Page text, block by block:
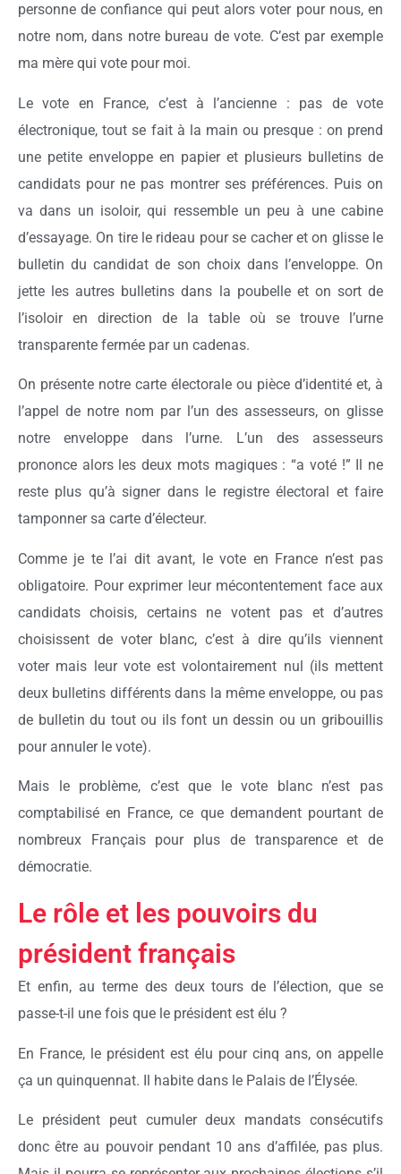
personne de confiance qui peut alors voter pour nous, en
notre nom, dans notre bureau de vote. C’est par exemple
ma mère qui vote pour moi.
Le vote en France, c’est à l’ancienne : pas de vote
électronique, tout se fait à la main ou presque : on prend
une petite enveloppe en papier et plusieurs bulletins de
candidats pour ne pas montrer ses préférences. Puis on
va dans un isoloir, qui ressemble un peu à une cabine
d’essayage. On tire le rideau pour se cacher et on glisse le
bulletin du candidat de son choix dans l’enveloppe. On
jette les autres bulletins dans la poubelle et on sort de
l’isoloir en direction de la table où se trouve l’urne
transparente fermée par un cadenas.
On présente notre carte électorale ou pièce d’identité et, à
l’appel de notre nom par l’un des assesseurs, on glisse
notre enveloppe dans l’urne. L’un des assesseurs
prononce alors les deux mots magiques : “a voté !” Il ne
reste plus qu’à signer dans le registre électoral et faire
tamponner sa carte d’électeur.
Comme je te l’ai dit avant, le vote en France n’est pas
obligatoire. Pour exprimer leur mécontentement face aux
candidats choisis, certains ne votent pas et d’autres
choisissent de voter blanc, c’est à dire qu’ils viennent
voter mais leur vote est volontairement nul (ils mettent
deux bulletins différents dans la même enveloppe, ou pas
de bulletin du tout ou ils font un dessin ou un gribouillis
pour annuler le vote).
Mais le problème, c’est que le vote blanc n’est pas
comptabilisé en France, ce que demandent pourtant de
nombreux Français pour plus de transparence et de
démocratie.
Le rôle et les pouvoirs du
président français
Et enfin, au terme des deux tours de l’élection, que se
passe-t-il une fois que le président est élu ?
En France, le président est élu pour cinq ans, on appelle
ça un quinquennat. Il habite dans le Palais de l’Élysée.
Le président peut cumuler deux mandats consécutifs
donc être au pouvoir pendant 10 ans d’affilée, pas plus.